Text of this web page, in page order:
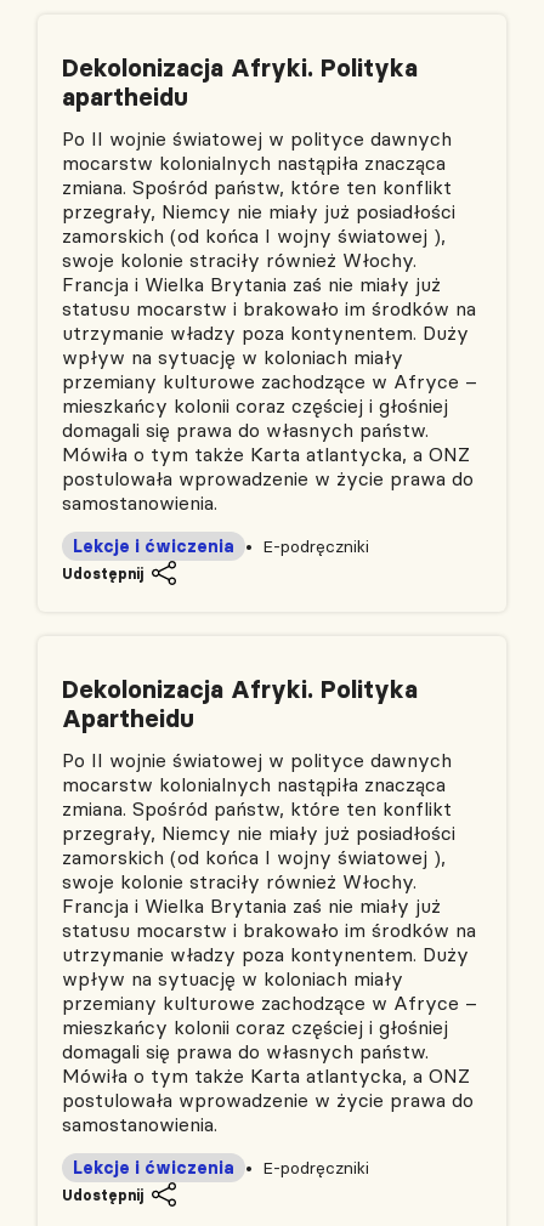
Dekolonizacja Afryki. Polityka
apartheidu
Po II wojnie światowej w polityce dawnych
mocarstw kolonialnych nastąpiła znacząca
zmiana. Spośród państw, które ten konflikt
przegrały, Niemcy nie miały już posiadłości
zamorskich (od końca I wojny światowej ),
swoje kolonie straciły również Włochy.
Francja i Wielka Brytania zaś nie miały już
statusu mocarstw i brakowało im środków na
utrzymanie władzy poza kontynentem. Duży
wpływ na sytuację w koloniach miały
przemiany kulturowe zachodzące w Afryce –
mieszkańcy kolonii coraz częściej i głośniej
domagali się prawa do własnych państw.
Mówiła o tym także Karta atlantycka, a ONZ
postulowała wprowadzenie w życie prawa do
samostanowienia.
E-podręczniki
Lekcje i ćwiczenia
Udostępnij
Dekolonizacja Afryki. Polityka
Apartheidu
Po II wojnie światowej w polityce dawnych
mocarstw kolonialnych nastąpiła znacząca
zmiana. Spośród państw, które ten konflikt
przegrały, Niemcy nie miały już posiadłości
zamorskich (od końca I wojny światowej ),
swoje kolonie straciły również Włochy.
Francja i Wielka Brytania zaś nie miały już
statusu mocarstw i brakowało im środków na
utrzymanie władzy poza kontynentem. Duży
wpływ na sytuację w koloniach miały
przemiany kulturowe zachodzące w Afryce –
mieszkańcy kolonii coraz częściej i głośniej
domagali się prawa do własnych państw.
Mówiła o tym także Karta atlantycka, a ONZ
postulowała wprowadzenie w życie prawa do
samostanowienia.
E-podręczniki
Lekcje i ćwiczenia
Udostępnij